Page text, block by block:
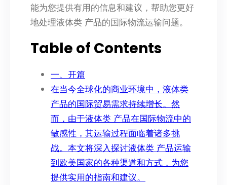
能为您提供有用的信息和建议，帮助您更好
地处理液体类 产品的国际物流运输问题。
Table of Contents
一、开篇
在当今全球化的商业环境中，液体类
产品的国际贸易需求持续增长。然
而，由于液体类 产品在国际物流中的
敏感性，其运输过程面临着诸多挑
战。本文将深入探讨液体类 产品运输
到欧美国家的各种渠道和方式，为您
提供实用的指南和建议。